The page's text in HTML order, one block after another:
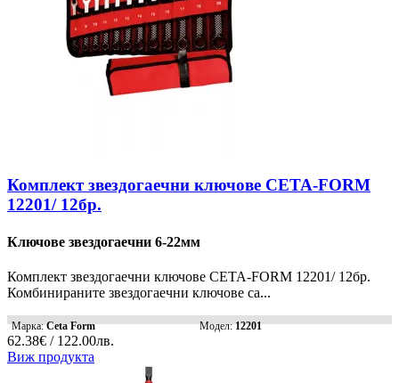
Комплект звездогаечни ключове CETA-FORM
12201/ 12бр.
Ключове звездогаечни 6-22мм
Комплект звездогаечни ключове CETA-FORM 12201/ 12бр.
Комбинираните звездогаечни ключове са...
Марка:Ceta Form Модел:12201
62.38€ / 122.00лв.
Виж продукта